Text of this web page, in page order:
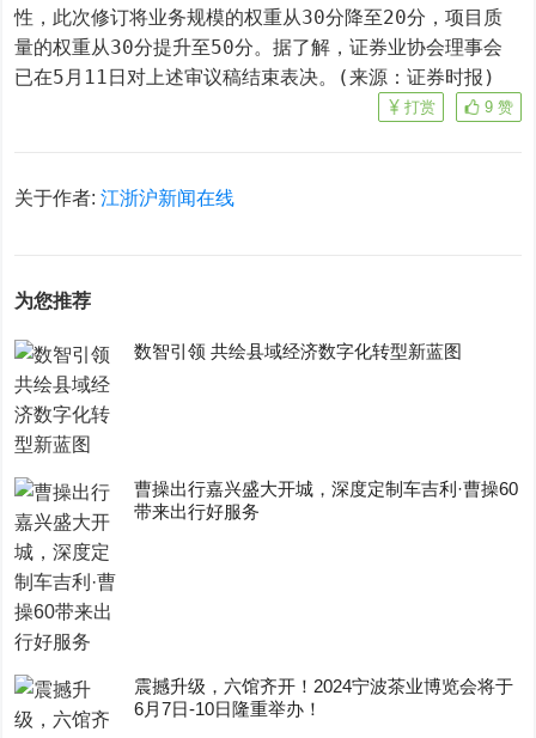
性，此次修订将业务规模的权重从30分降至20分，项目质
量的权重从30分提升至50分。据了解，证券业协会理事会
已在5月11日对上述审议稿结束表决。(来源：证券时报)
9 赞
打赏
关于作者:江浙沪新闻在线
为您推荐
数智引领 共绘县域经济数字化转型新蓝图
曹操出行嘉兴盛大开城，深度定制车吉利·曹操60
带来出行好服务
震撼升级，六馆齐开！2024宁波茶业博览会将于
6月7日-10日隆重举办！